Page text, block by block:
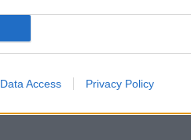
Data Access Privacy Policy